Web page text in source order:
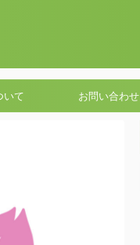
いて お問い合わせ